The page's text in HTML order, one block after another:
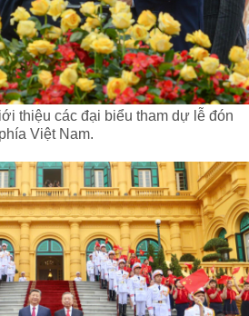
thiệu các đại biểu tham dự lễ đón
phía Việt Nam.